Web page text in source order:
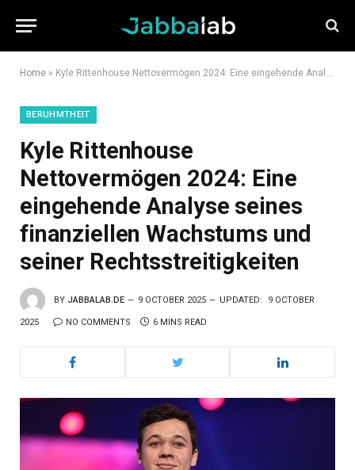
Home » Kyle Rittenhouse Nettovermögen 2024: Eine eingehende Analyse seines finanziellen Wachstums und seiner Rechtsstreitigkeiten
BERUHMTHEIT
Kyle Rittenhouse
Nettovermögen 2024: Eine
eingehende Analyse seines
finanziellen Wachstums und
seiner Rechtsstreitigkeiten
BY JABBALAB.DE 9 OCTOBER 2025 UPDATED: 9 OCTOBER
2025 NO COMMENTS 6 MINS READ